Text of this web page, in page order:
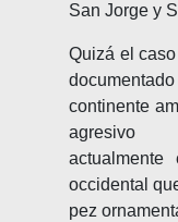
San Jorge y
Quizá el
continente
agresivo
occidental
pez